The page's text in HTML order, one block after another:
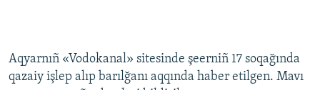
Aqyarnıñ «Vodokanal» sitesinde şeerniñ 17 soqağında
qazaiy işlep alıp barılğanı aqqında haber etilgen. Mavı